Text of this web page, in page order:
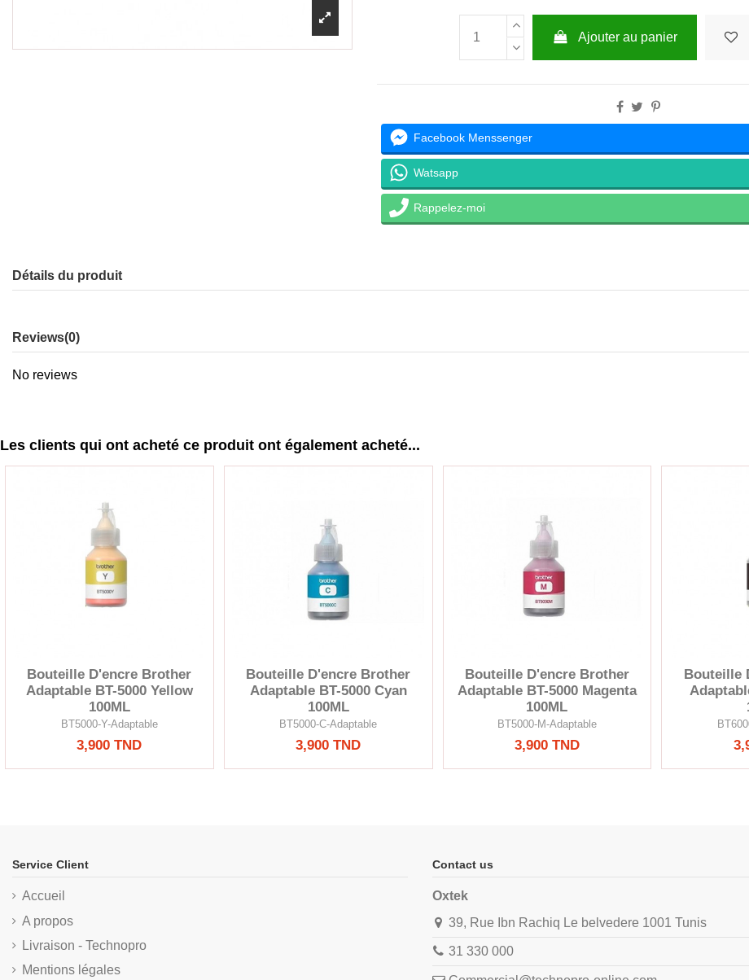
Ajouter au panier
Facebook Menssenger
Watsapp
Rappelez-moi
Détails du produit
Reviews(0)
No reviews
Les clients qui ont acheté ce produit ont également acheté...
Bouteille D'encre Brother
Adaptable BT-5000 Yellow
100ML
BT5000-Y-Adaptable
3,900 TND
Bouteille D'encre Brother
Adaptable BT-5000 Cyan
100ML
BT5000-C-Adaptable
3,900 TND
Bouteille D'encre Brother
Adaptable BT-5000 Magenta
100ML
BT5000-M-Adaptable
3,900 TND
Bouteille
Service Client
Accueil
A propos
Livraison - Technopro
Mentions légales
Contact us
Oxtek
39, Rue Ibn Rachiq Le belvedere 1001 Tunis
31 330 000